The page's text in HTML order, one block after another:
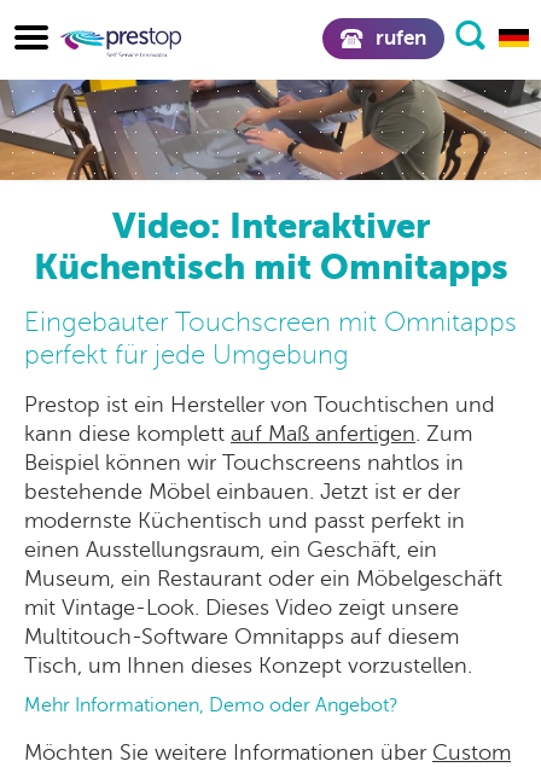
rufen
Video: Interaktiver
Küchentisch mit Omnitapps
Eingebauter Touchscreen mit Omnitapps
perfekt für jede Umgebung
Prestop ist ein Hersteller von Touchtischen und
kann diese komplett auf Maß anfertigen. Zum
Beispiel können wir Touchscreens nahtlos in
bestehende Möbel einbauen. Jetzt ist er der
modernste Küchentisch und passt perfekt in
einen Ausstellungsraum, ein Geschäft, ein
Museum, ein Restaurant oder ein Möbelgeschäft
mit Vintage-Look. Dieses Video zeigt unsere
Multitouch-Software Omnitapps auf diesem
Tisch, um Ihnen dieses Konzept vorzustellen.
Mehr Informationen, Demo oder Angebot?
Möchten Sie weitere Informationen über Custom